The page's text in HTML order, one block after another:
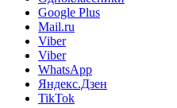
Google Plus
Mail.ru
Viber
Viber
WhatsApp
Яндекс.Дзен
TikTok